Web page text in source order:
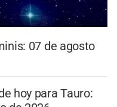
07 de agosto
hoy para Tauro: